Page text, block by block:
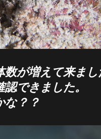
数が増えて来ま
できました。
な？？